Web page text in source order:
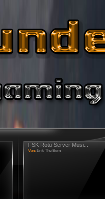
FSK Rotu Server Musi...
Von: Erik The Born